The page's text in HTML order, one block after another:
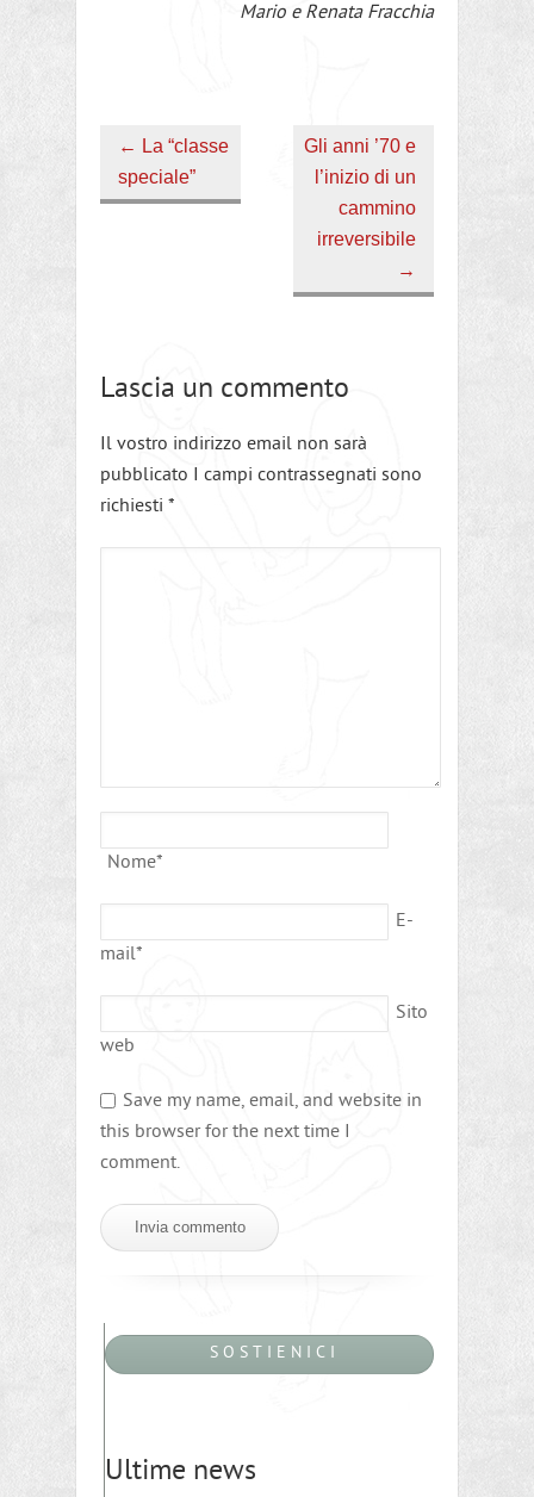
Mario e Renata Fracchia
← La “classe
speciale”
Gli anni ’70 e
l’inizio di un
cammino
irreversibile
→
Lascia un commento
Il vostro indirizzo email non sarà
pubblicato I campi contrassegnati sono
richiesti *
Nome*
E-
mail*
Sito
web
Save my name, email, and website in
this browser for the next time I
comment.
S O S T I E N I C I
Ultime news